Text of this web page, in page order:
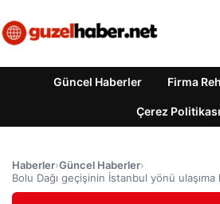
Güncel Haberler Firma
Çerez Politikası
Haberler›Güncel Haberler›
Bolu Dağı geçişinin İstanbul yönü ulaşıma